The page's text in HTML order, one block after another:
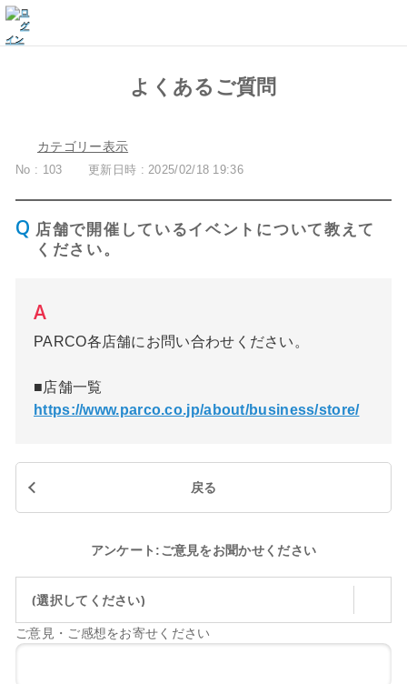
よくあるご質問
カテゴリー表示
No : 103 更新日時 : 2025/02/18 19:36
店舗で開催しているイベントについて教えて
ください。
PARCO各店舗にお問い合わせください。
■店舗一覧
https://www.parco.co.jp/about/business/store/
戻る
アンケート:ご意見をお聞かせください
(選択してください)
ご意見・ご感想をお寄せください